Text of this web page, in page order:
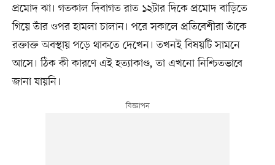
প্রমোদ ঝা। গতকাল দিবাগত রাত ১২টার দিকে প্রমোদ বাড়িতে
গিয়ে তাঁর ওপর হামলা চালান। পরে সকালে প্রতিবেশীরা তাঁকে
রক্তাক্ত অবস্থায় পড়ে থাকতে দেখেন। তখনই বিষয়টি সামনে
আসে। ঠিক কী কারণে এই হত্যাকাণ্ড, তা এখনো নিশ্চিতভাবে
জানা যায়নি।